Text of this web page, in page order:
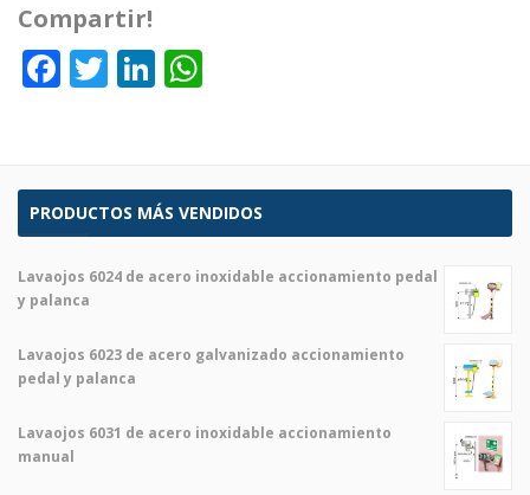
Compartir!
Facebook
TwitterLinkedIn
PRODUCTOS MÁS VENDIDOS
Lavaojos 6024 de acero inoxidable accionamiento pedal
y palanca
Lavaojos 6023 de acero galvanizado accionamiento
pedal y palanca
Lavaojos 6031 de acero inoxidable accionamiento
manual